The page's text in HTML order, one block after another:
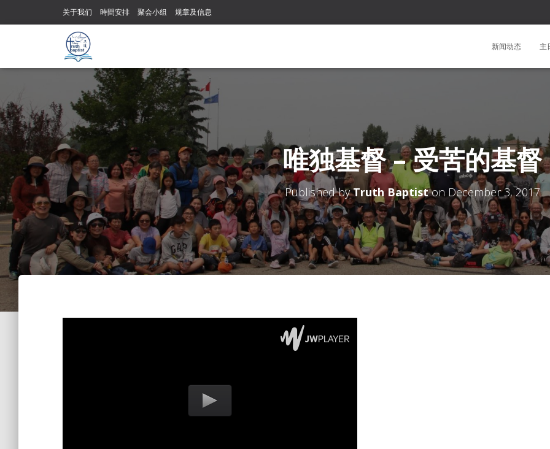
关于我们 時間安排 聚会小组 规章及信息
新闻动态 主
唯独基督 – 受苦的基督
Published byTruth Baptiston December 3, 2017